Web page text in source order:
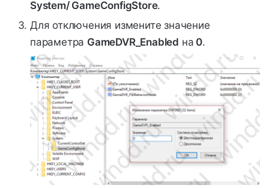
System/ GameConfigStore.
Для отключения измените значение
параметра GameDVR_Enabled на 0.